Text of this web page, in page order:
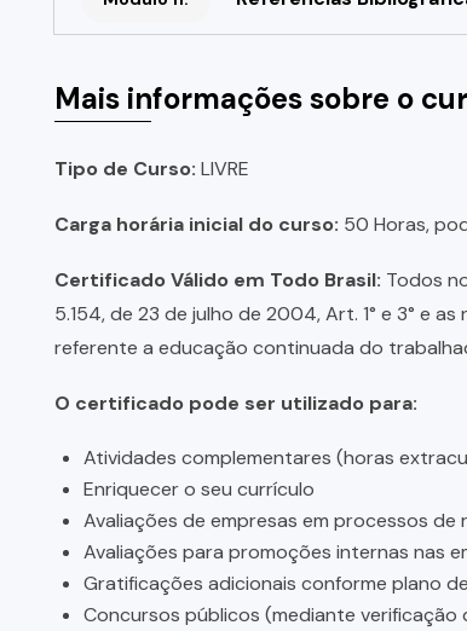
Mais informações sobre o
Tipo de Curso: LIVRE
Carga horária inicial do curso: 50 Horas,
Certificado Válido em Todo Brasil: Todos
5.154, de 23 de julho de 2004, Art. 1° e 3° e
referente a educação continuada do
O certificado pode ser utilizado para:
Atividades complementares (horas
Enriquecer o seu currículo
Avaliações de empresas em processos
Avaliações para promoções internas nas
Gratificações adicionais conforme plano
Concursos públicos (mediante verificação